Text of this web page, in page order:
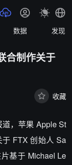
数据 发现
合制作关于
收藏
，苹果 Apple St
FTX 创始人 Sa
基于 Michael Le